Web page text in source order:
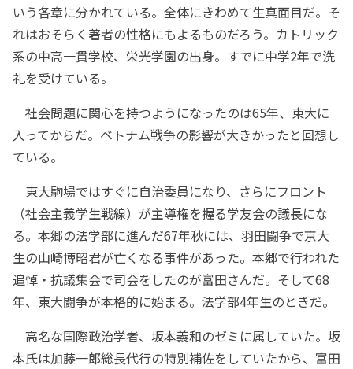
いう各章に分かれている。全体にきわめて生真面目だ。そ
れはおそらく著者の性格にもよるものだろう。カトリック
系の中高一貫学校、栄光学園の出身。すでに中学2年で洗
礼を受けている。
社会問題に関心を持つようになったのは65年、東大に
入ってからだ。ベトナム戦争の影響が大きかったと回想し
ている。
東大駒場ではすぐに自治委員になり、さらにフロント
（社会主義学生戦線）が主導権を握る学友会の議長にな
る。本郷の法学部に進んだ67年秋には、羽田闘争で京大
生の山崎博昭君が亡くなる事件があった。本郷で行われた
追悼・抗議集会で司会をしたのが富田さんだ。そして68
年、東大闘争が本格的に始まる。法学部4年生のときだ。
高名な国際政治学者、坂本義和のゼミに属していた。坂
本氏は加藤一郎総長代行の特別補佐をしていたから、富田